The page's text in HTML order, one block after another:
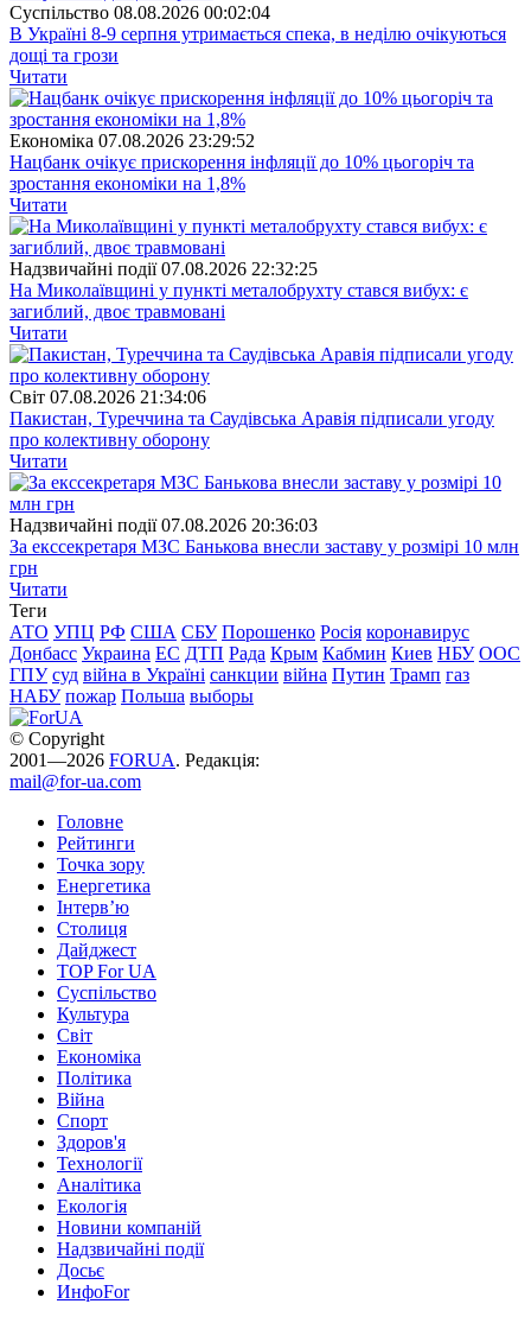
Суспiльство 08.08.2026 00:02:04
В Україні 8-9 серпня утримається спека, в неділю очікуються
дощі та грози
Читати
Економіка 07.08.2026 23:29:52
Нацбанк очікує прискорення інфляції до 10% цьогоріч та
зростання економіки на 1,8%
Читати
Надзвичайні події 07.08.2026 22:32:25
На Миколаївщині у пункті металобрухту стався вибух: є
загиблий, двоє травмовані
Читати
Свiт 07.08.2026 21:34:06
Пакистан, Туреччина та Саудівська Аравія підписали угоду
про колективну оборону
Читати
Надзвичайні події 07.08.2026 20:36:03
За екссекретаря МЗС Банькова внесли заставу у розмірі 10 млн
грн
Читати
Теги
АТО УПЦ РФ США СБУ Порошенко Росія коронавирус
Донбасс Украина ЕС ДТП Рада Крым Кабмин Киев НБУ ООС
ГПУ суд війна в Україні санкции війна Путин Трамп газ
НАБУ пожар Польша выборы
© Copyright
2001—2026 FORUA. Редакція:
mail@for-ua.com
Головне
Рейтинги
Точка зору
Енергетика
Інтерв’ю
Столиця
Дайджест
TOP For UA
Суспiльство
Культура
Світ
Економіка
Політика
Війна
Спорт
Здоров'я
Технології
Аналітика
Екологія
Новини компаній
Надзвичайні події
Досьє
ИнфоFor